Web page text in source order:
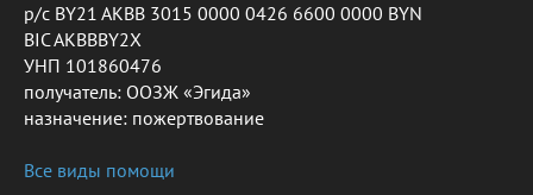
р/с BY21 AKBB 3015 0000 0426 6600 0000 BYN
BIC AKBBBY2X
УНП 101860476
получатель: ООЗЖ «Эгида»
назначение: пожертвование
Все виды помощи